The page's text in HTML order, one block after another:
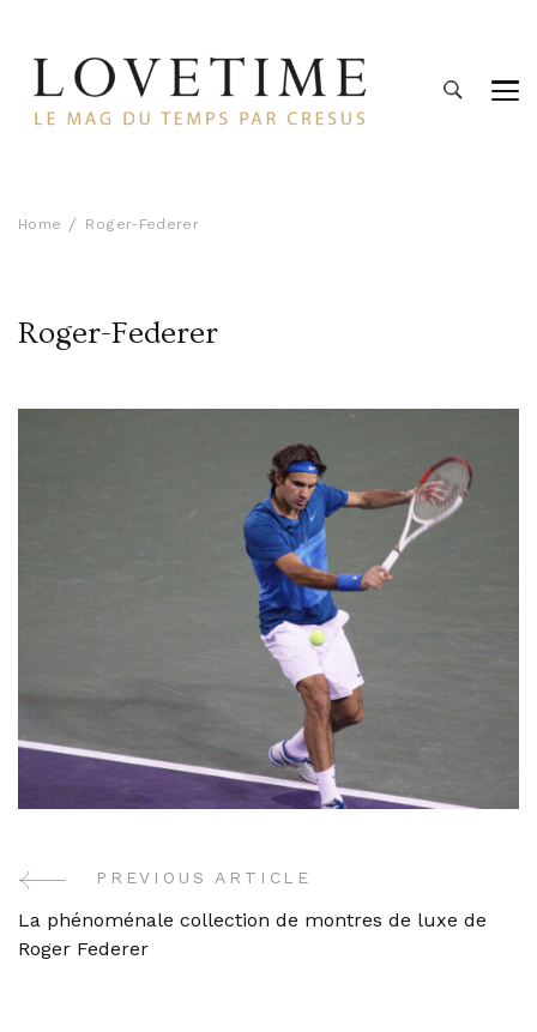
Home Roger-Federer
Roger-Federer
Post
Navigation
PREVIOUS ARTICLE
La phénoménale collection de montres de luxe de
Roger Federer